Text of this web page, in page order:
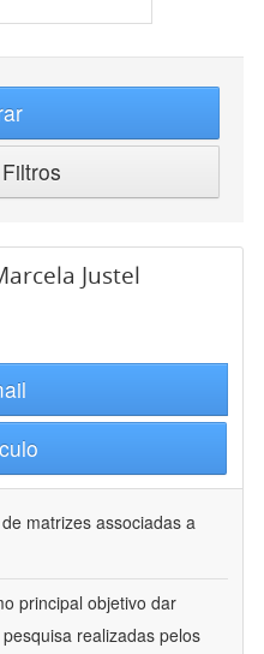
Justel
matrizes associadas a
principal objetivo dar
realizadas pelos